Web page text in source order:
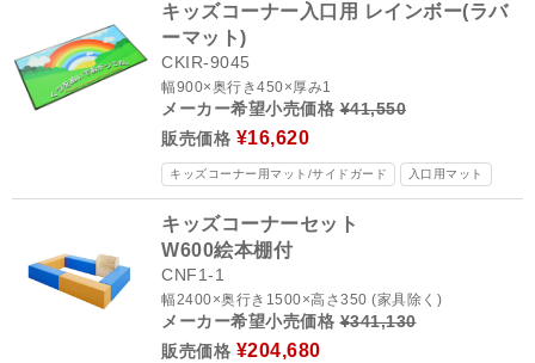
キッズコーナー入口用 レインボー(ラバ
ーマット)
CKIR-9045
幅900×奥行き450×厚み1
メーカー希望小売価格¥41,550
販売価格 ¥16,620
キッズコーナー用マット/サイドガード 入口用マット
キッズコーナーセット
W600絵本棚付
CNF1-1
幅2400×奥行き1500×高さ350 (家具除く)
メーカー希望小売価格¥341,130
販売価格 ¥204,680